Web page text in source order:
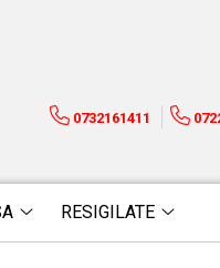
0732161411
RESIGILATE